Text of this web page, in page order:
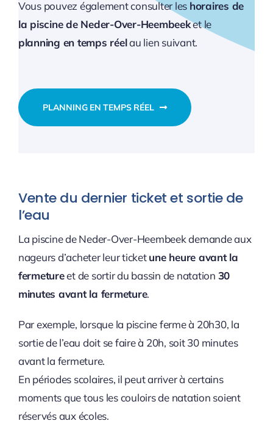
Vous pouvez également consulter les horaires de
la piscine de Neder-Over-Heembeeket le
planning en temps réelau lien suivant.
PLANNING EN TEMPS RÉEL
Vente du dernier ticket et sortie de
l’eau
La piscine de Neder-Over-Heembeek demande aux
nageurs d’acheter leur ticketune heure avant la
fermetureet de sortir du bassin de natation 30
minutes avant la fermeture.
Par exemple, lorsque la piscine ferme à 20h30, la
sortie de l’eau doit se faire à 20h, soit 30 minutes
avant la fermeture.
En périodes scolaires, il peut arriver à certains
moments que tous les couloirs de natation soient
réservés aux écoles.